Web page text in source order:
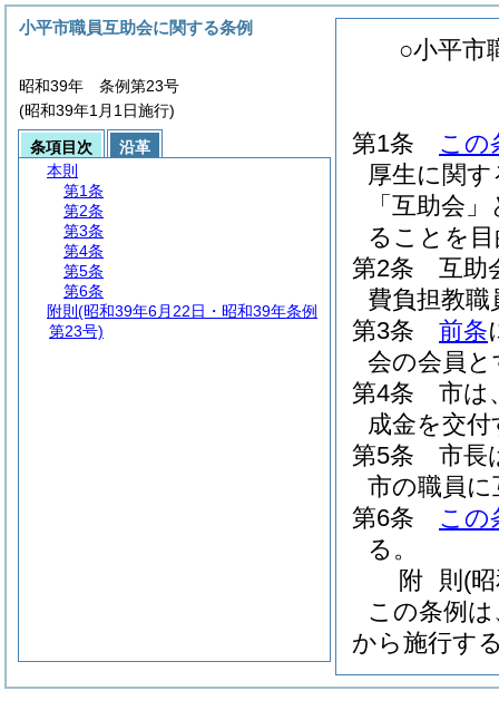
○小平市
第1条
この
厚生に関
「互助会
ることを
第2条
互助
費負担教
第3条
前条
会の会員
第4条
市は
成金を交付
第5条
市長
市の職員
第6条
この
る。
附 則 (
この条例
から施行す
小平市職員互助会に関する条例
昭和39年 条例第23号
(昭和39年1月1日施行)
条項目次
沿革
本則
第1条
第2条
第3条
第4条
第5条
第6条
附則 (昭和39年6月22日・昭和39年条例
第23号)